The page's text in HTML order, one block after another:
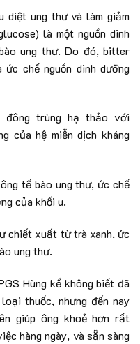
diệt ung thư và làm giảm
là một nguồn dinh
ung thư. Do đó, bitter
chế nguồn dinh dưỡng
đông trùng hạ thảo với
của hệ miễn dịch kháng
tế bào ung thư, ức chế
của khối u.
chiết xuất từ trà xanh, ức
ung thư.
Hùng kể không biết đã
thuốc, nhưng đến nay
giúp ông khoẻ hơn rất
hàng ngày, và sẵn sàng